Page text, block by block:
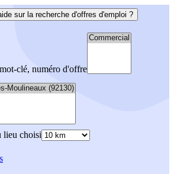
sur la recherche d'offres d'emploi ?
clé, numéro d'offre
lieu choisi